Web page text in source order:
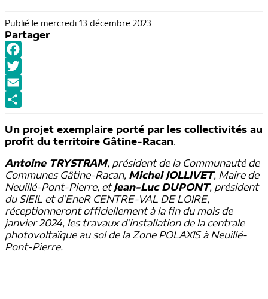
Publié le mercredi 13 décembre 2023
Partager
Facebook
Twitter
Email
Partager
Un projet exemplaire porté par les collectivités au
profit du territoire Gâtine-Racan.
Antoine TRYSTRAM, président de la Communauté de
Communes Gâtine-Racan, Michel JOLLIVET, Maire de
Neuillé-Pont-Pierre, etJean-Luc DUPONT, président
du SIEIL et d’EneR CENTRE-VAL DE LOIRE,
réceptionneront officiellement à la fin du mois de
janvier 2024, les travaux d’installation de la centrale
photovoltaïque au sol de la Zone POLAXIS à Neuillé-
Pont-Pierre.